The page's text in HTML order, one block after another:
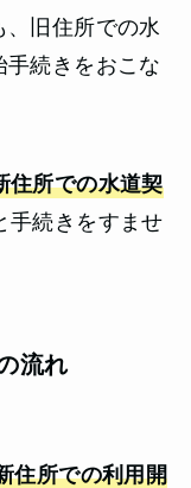
旧住所での水
続きをおこな
住所での水道契
手続きをすませ
流れ
住所での利用開